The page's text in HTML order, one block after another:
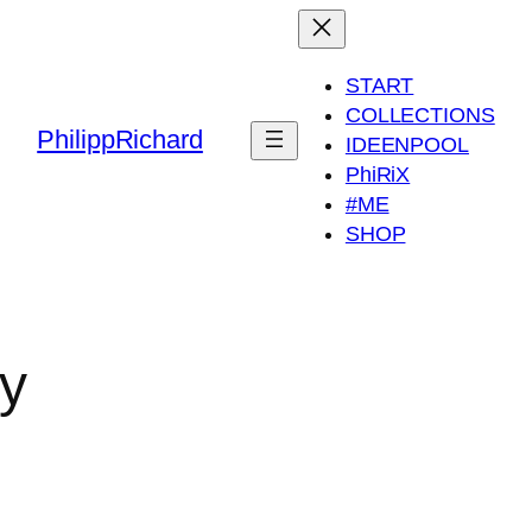
PhilippRichard
START
COLLECTIONS
IDEENPOOL
PhiRiX
#ME
SHOP